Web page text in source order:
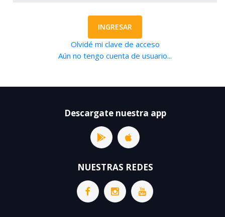
INGRESAR
Olvidé mi clave de acceso
Aún no tengo cuenta de usuario...
Descargate nuestra app
NUESTRAS REDES